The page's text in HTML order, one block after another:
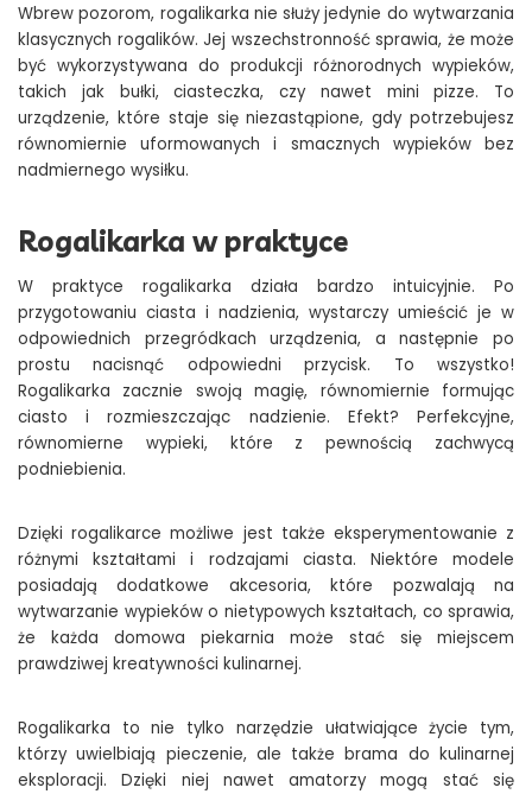
Wbrew pozorom, rogalikarka nie służy jedynie do wytwarzania
klasycznych rogalików. Jej wszechstronność sprawia, że może
być wykorzystywana do produkcji różnorodnych wypieków,
takich jak bułki, ciasteczka, czy nawet mini pizze. To
urządzenie, które staje się niezastąpione, gdy potrzebujesz
równomiernie uformowanych i smacznych wypieków bez
nadmiernego wysiłku.
Rogalikarka w praktyce
W praktyce rogalikarka działa bardzo intuicyjnie. Po
przygotowaniu ciasta i nadzienia, wystarczy umieścić je w
odpowiednich przegródkach urządzenia, a następnie po
prostu nacisnąć odpowiedni przycisk. To wszystko!
Rogalikarka zacznie swoją magię, równomiernie formując
ciasto i rozmieszczając nadzienie. Efekt? Perfekcyjne,
równomierne wypieki, które z pewnością zachwycą
podniebienia.
Dzięki rogalikarce możliwe jest także eksperymentowanie z
różnymi kształtami i rodzajami ciasta. Niektóre modele
posiadają dodatkowe akcesoria, które pozwalają na
wytwarzanie wypieków o nietypowych kształtach, co sprawia,
że każda domowa piekarnia może stać się miejscem
prawdziwej kreatywności kulinarnej.
Rogalikarka to nie tylko narzędzie ułatwiające życie tym,
którzy uwielbiają pieczenie, ale także brama do kulinarnej
eksploracji. Dzięki niej nawet amatorzy mogą stać się